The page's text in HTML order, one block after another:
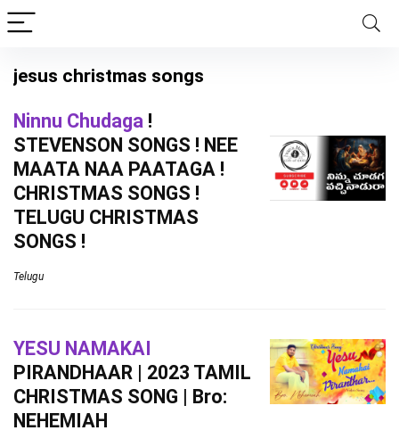
jesus christmas songs
Ninnu Chudaga !
STEVENSON SONGS ! NEE
MAATA NAA PAATAGA !
CHRISTMAS SONGS !
TELUGU CHRISTMAS
SONGS !
Telugu
YESU NAMAKAI
PIRANDHAAR | 2023 TAMIL
CHRISTMAS SONG | Bro:
NEHEMIAH